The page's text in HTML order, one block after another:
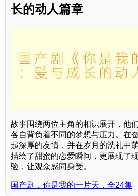
长的动人篇章
故事围绕两位主角的相识展开，他
各自背负着不同的梦想与压力。在
起深厚的友情，并在岁月的洗礼中
描绘了甜蜜的恋爱瞬间，更展现了
验，让观众感同身受。
国产剧，你是我的一片天，全24集